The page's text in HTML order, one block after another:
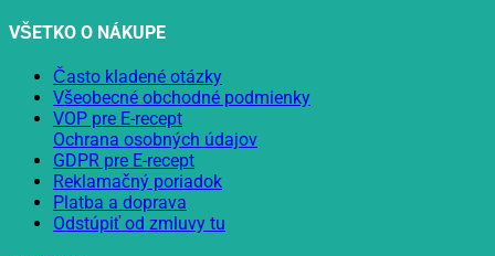
VŠETKO O NÁKUPE
Často kladené otázky
Všeobecné obchodné podmienky
VOP pre E-recept
Ochrana osobných údajov
GDPR pre E-recept
Reklamačný poriadok
Platba a doprava
Odstúpiť od zmluvy tu